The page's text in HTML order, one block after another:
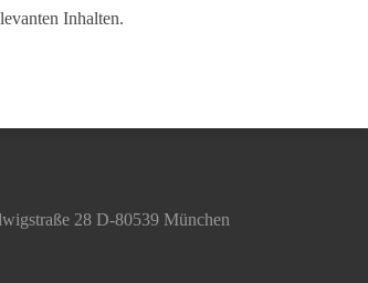
Inhalten.
28 D-80539 München